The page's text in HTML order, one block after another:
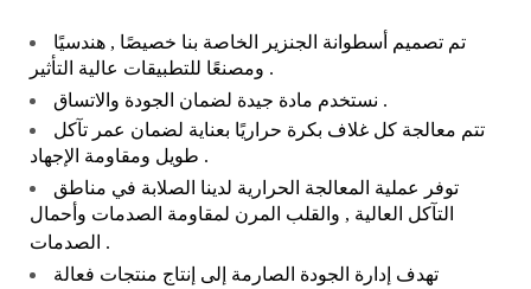
تم تصميم أسطوانة الجنزير الخاصة بنا خصيصًا , هندسيًا
ومصنعًا للتطبيقات عالية التأثير .
نستخدم مادة جيدة لضمان الجودة والاتساق .
تتم معالجة كل غلاف بكرة حراريًا بعناية لضمان عمر تآكل
طويل ومقاومة الإجهاد .
توفر عملية المعالجة الحرارية لدينا الصلابة في مناطق
التآكل العالية , والقلب المرن لمقاومة الصدمات وأحمال
الصدمات .
تهدف إدارة الجودة الصارمة إلى إنتاج منتجات فعالة